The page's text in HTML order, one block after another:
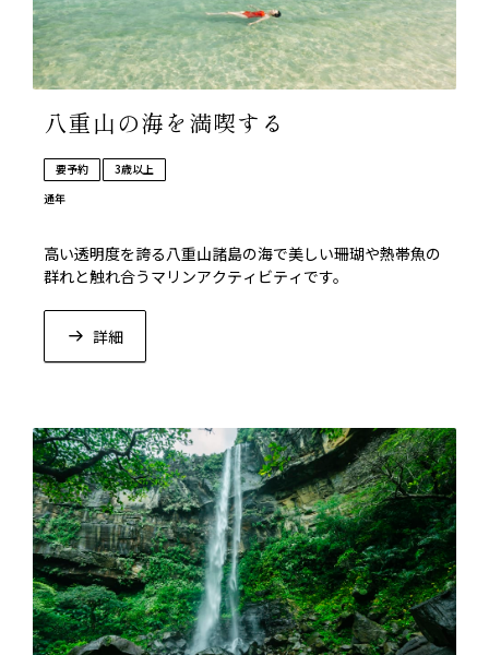
八重山の海を満喫する
要予約
3歳以上
通年
高い透明度を誇る八重山諸島の海で美しい珊瑚や熱帯魚の
群れと触れ合うマリンアクティビティです。
詳細